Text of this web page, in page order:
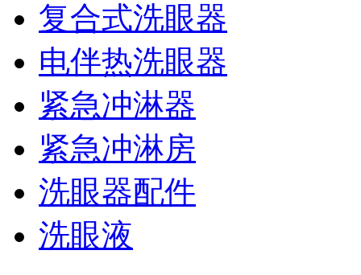
复合式洗眼器
电伴热洗眼器
紧急冲淋器
紧急冲淋房
洗眼器配件
洗眼液